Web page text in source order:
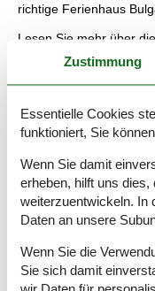
richtige Ferienhaus
Lesen Sie mehr über
denen Sie sich
Sie bei der Buchung
uns bekommen.
Tipps: Erlebnisse
Sommerhauptstadt
das Archäologische
Militärhistorische
Strand entlang.
Goldstrand wird die
Ort gibt es ein reges
Zentrum auf der
Zustimmung
Essentielle Cookies
funktioniert, Sie
Wenn Sie damit
erheben, hilft uns
weiterzuentwickeln. In
Daten an unsere
Wenn Sie die
Sie sich damit